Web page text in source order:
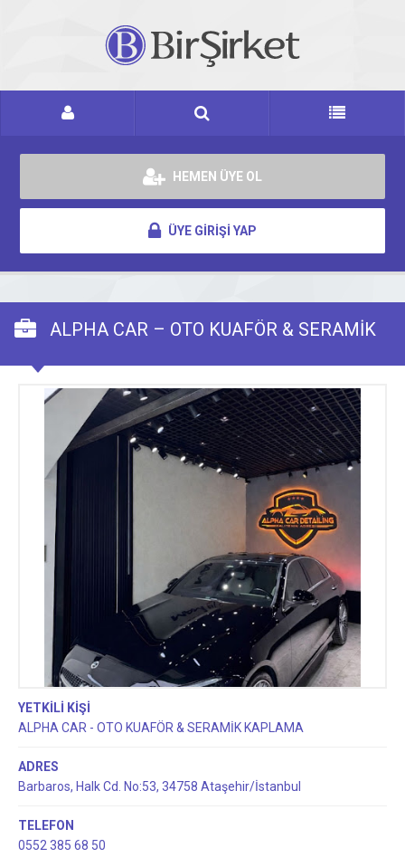
HEMEN ÜYE OL
ÜYE GİRİŞİ YAP
ALPHA CAR – OTO KUAFÖR & SERAMİK
KAPLAMA
YETKİLİ KİŞİ
ALPHA CAR - OTO KUAFÖR & SERAMİK KAPLAMA
ADRES
Barbaros, Halk Cd. No:53, 34758 Ataşehir/İstanbul
TELEFON
0552 385 68 50